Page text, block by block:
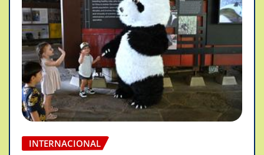
INTERNACIONAL